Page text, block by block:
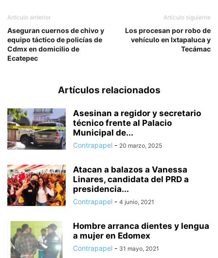
Artículo anterior
Aseguran cuernos de chivo y
equipo táctico de policías de
Cdmx en domicilio de
Ecatepec
Artículo siguiente
Los procesan por robo de
vehículo en Ixtapaluca y
Tecámac
Artículos relacionados
Asesinan a regidor y secretario
técnico frente al Palacio
Municipal de...
Contrapapel - 20 marzo, 2025
Atacan a balazos a Vanessa
Linares, candidata del PRD a
presidencia...
Contrapapel - 4 junio, 2021
Hombre arranca dientes y lengua
a mujer en Edomex
Contrapapel - 31 mayo, 2021